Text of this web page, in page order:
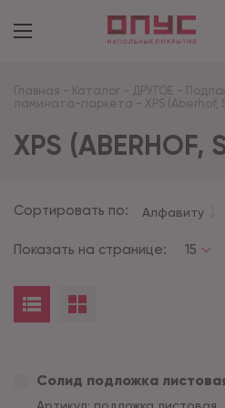
Главная - Каталог - ДРУГОЕ -
ламината-паркета - XPS (Aberhof,
XPS (ABERHOF,
Сортировать по: Алфавиту
Показать на странице: 15
Солид подложка